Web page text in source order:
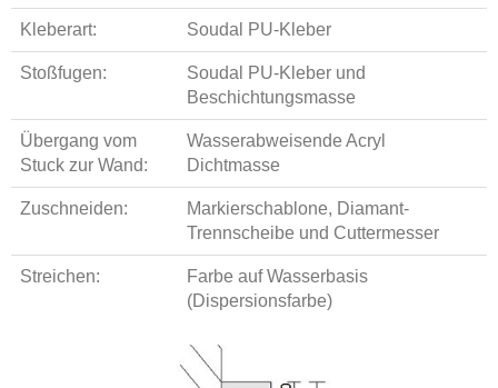
Kleberart: Soudal PU-Kleber
Stoßfugen:
Soudal PU-Kleber und
Beschichtungsmasse
Übergang vom
Stuck zur Wand:
Wasserabweisende Acryl
Dichtmasse
Zuschneiden:
Markierschablone, Diamant-
Trennscheibe und Cuttermesser
Streichen:
Farbe auf Wasserbasis
(Dispersionsfarbe)